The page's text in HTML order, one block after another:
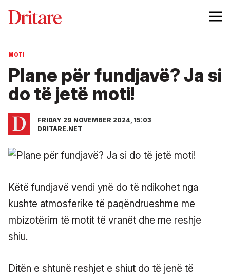
MOTI
Plane për fundjavë? Ja si
do të jetë moti!
FRIDAY 29 NOVEMBER 2024, 15:03
DRITARE.NET
Këtë fundjavë vendi ynë do të ndikohet nga
kushte atmosferike të paqëndrueshme me
mbizotërim të motit të vranët dhe me reshje
shiu.
Ditën e shtunë reshjet e shiut do të jenë të